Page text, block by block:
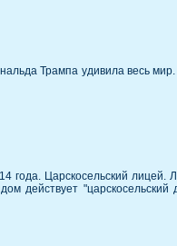
Трампа удивила весь
года. Царскосельский
действует